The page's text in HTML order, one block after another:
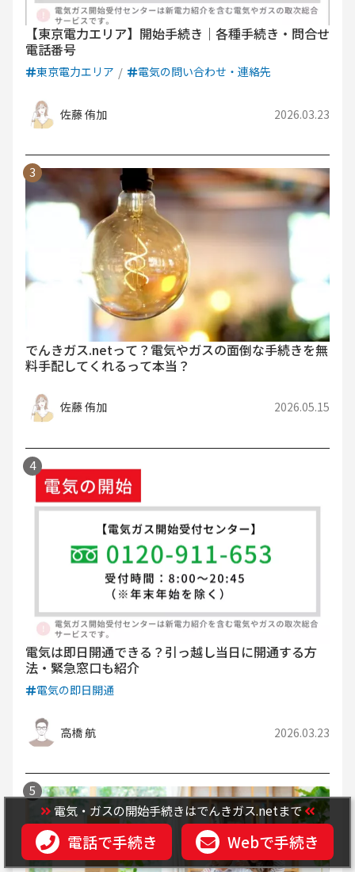
【東京電力エリア】開始手続き｜各種手続き・問合せ
電話番号
東京電力エリア 電気の問い合わせ・連絡先
佐藤 侑加 2026.03.23
でんきガス.netって？電気やガスの面倒な手続きを無
料手配してくれるって本当？
佐藤 侑加 2026.05.15
電気は即日開通できる？引っ越し当日に開通する方
法・緊急窓口も紹介
電気の即日開通
高橋 航 2026.03.23
電気・ガスの開始手続きはでんきガス.netまで
電話で手続き Webで手続き